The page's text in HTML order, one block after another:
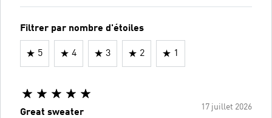
Filtrer par nombre d'étoiles
5 4 3 2 1
17 juillet 2026
Great sweater